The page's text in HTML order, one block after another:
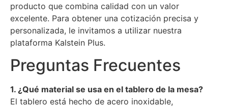
producto que combina calidad con un valor
excelente. Para obtener una cotización precisa y
personalizada, le invitamos a utilizar nuestra
plataforma Kalstein Plus.
Preguntas Frecuentes
1. ¿Qué material se usa en el tablero de la mesa?
El tablero está hecho de acero inoxidable,